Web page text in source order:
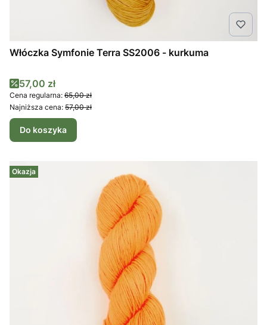
Włóczka Symfonie Terra SS2006 - kurkuma
Cena promocyjna
57,00 zł
Cena regularna: 65,00 zł
Najniższa cena: 57,00 zł
Do koszyka
Okazja